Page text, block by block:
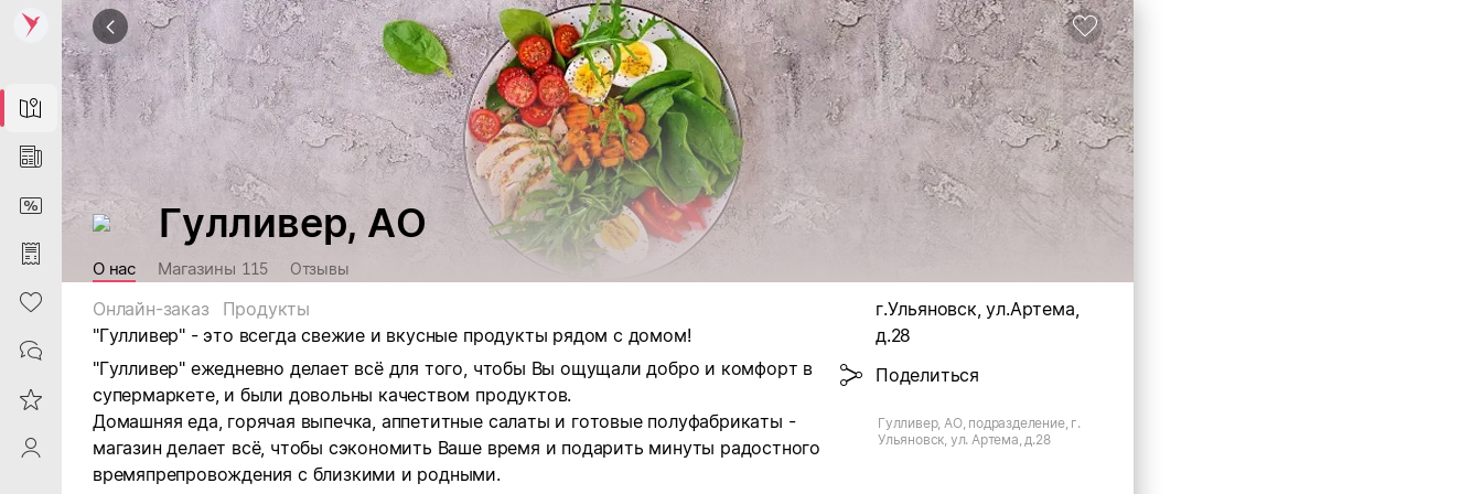
Map
News
DiscountCard
Purchases
Heart
Contacts
Reviews
ProfileSaby
Гулливер, АО
О нас Магазины 115 Отзывы
Онлайн-заказ
Продукты
"Гулливер" - это всегда свежие и вкусные продукты рядом с домом!
"Гулливер" ежедневно делает всё для того, чтобы Вы ощущали добро и комфорт в
супермаркете, и были довольны качеством продуктов.
Домашняя еда, горячая выпечка, аппетитные салаты и готовые полуфабрикаты -
магазин делает всё, чтобы сэкономить Ваше время и подарить минуты радостного
времяпрепровождения с близкими и родными.
г.Ульяновск, ул.Артема,
д.28
Поделиться
Гулливер, АО, подразделение, г.
Ульяновск, ул. Артема, д.28